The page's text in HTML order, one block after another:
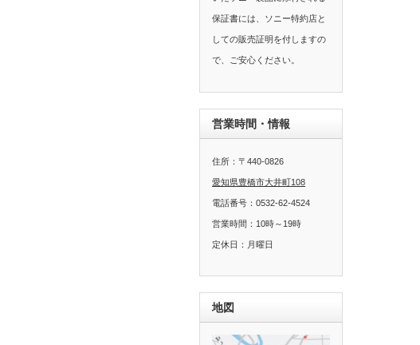
保証書には、ソニー特約店と
しての販売証明を付しますの
で、ご安心ください。
営業時間・情報
住所：〒440-0826
愛知県豊橋市大井町108
電話番号：0532-62-4524
営業時間：10時～19時
定休日：月曜日
地図